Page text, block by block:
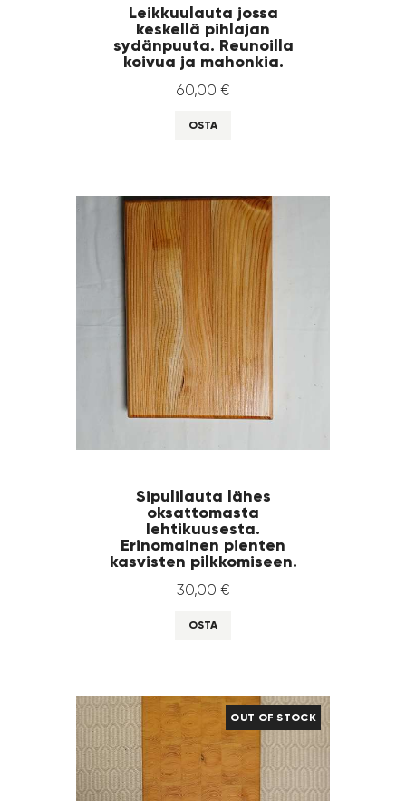
Leikkuulauta jossa
keskellä pihlajan
sydänpuuta. Reunoilla
koivua ja mahonkia.
60,00 €
OSTA
Sipulilauta lähes
oksattomasta
lehtikuusesta.
Erinomainen pienten
kasvisten pilkkomiseen.
30,00 €
OSTA
OUT OF STOCK